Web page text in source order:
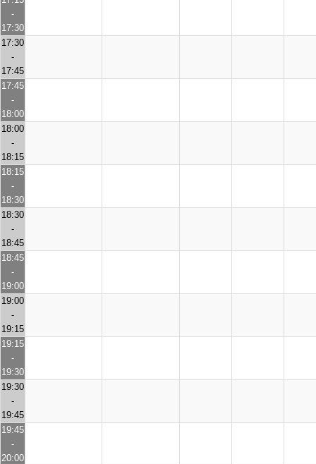
-
17:30
17:30
-
17:45
17:45
-
18:00
18:00
-
18:15
18:15
-
18:30
18:30
-
18:45
18:45
-
19:00
19:00
-
19:15
19:15
-
19:30
19:30
-
19:45
19:45
-
20:00